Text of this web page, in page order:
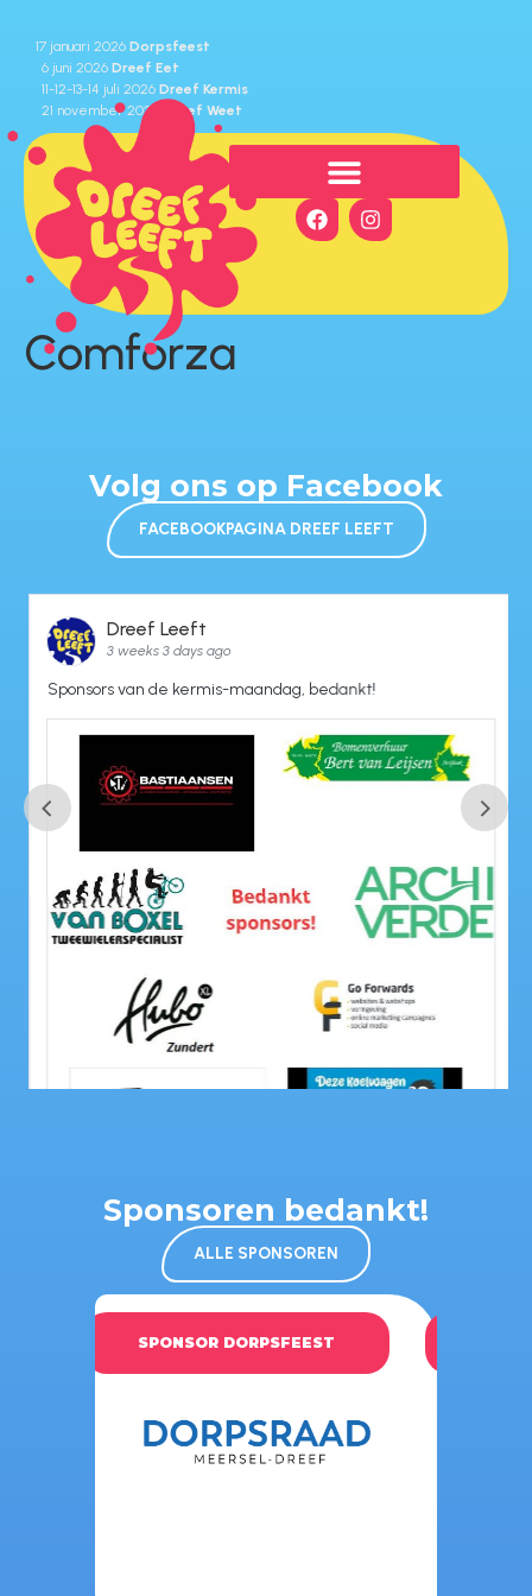
⁠17 januari 2026 Dorpsfeest
6 juni 2026 Dreef Eet
11-12-13-14 juli 2026 Dreef Kermis
⁠21 november 2026
Dreef Weet
Comforza
Volg ons op Facebook
FACEBOOKPAGINA DREEF LEEFT
Dreef Leeft
3 weeks 3 days ago
Sponsors van de kermis-maandag, bedankt!
View on Facebook